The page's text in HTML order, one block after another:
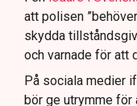
att polisen
skydda
och varnade för att
På sociala medier
bör ge utrymme